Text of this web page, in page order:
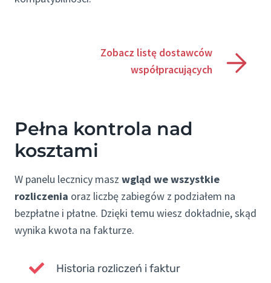
Zobacz listę dostawców
współpracujących
Pełna kontrola nad
kosztami
W panelu lecznicy masz wgląd we wszystkie
rozliczenia oraz liczbę zabiegów z podziałem na
bezpłatne i płatne. Dzięki temu wiesz dokładnie, skąd
wynika kwota na fakturze.
Historia rozliczeń i faktur